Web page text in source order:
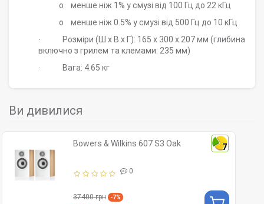
o
менше ніж 1% у смузі від 100 Гц до 22 кГц
o
менше ніж 0.5% у смузі від 500 Гц до 10 кГц
· Розміри (Ш x В x Г): 165 x 300 x207 мм (глибина
включно з грилем та клемами: 235 мм)
· Вага: 4.65 кг
Ви дивилися
7
Bowers & Wilkins 607 S3 Oak
0
37400 грн -7%